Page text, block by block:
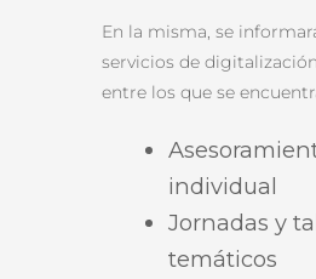
En la misma, se
servicios de
entre los que se
individual
Jornadas y
temáticos